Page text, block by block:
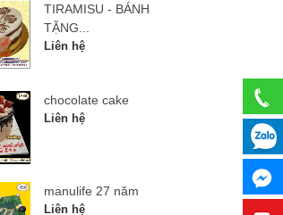
manulife 27 năm
TIRAMISU - BÁNH
TẶNG...
Liên hệ
chocolate cake
Liên hệ
manulife 27 năm
Liên hệ